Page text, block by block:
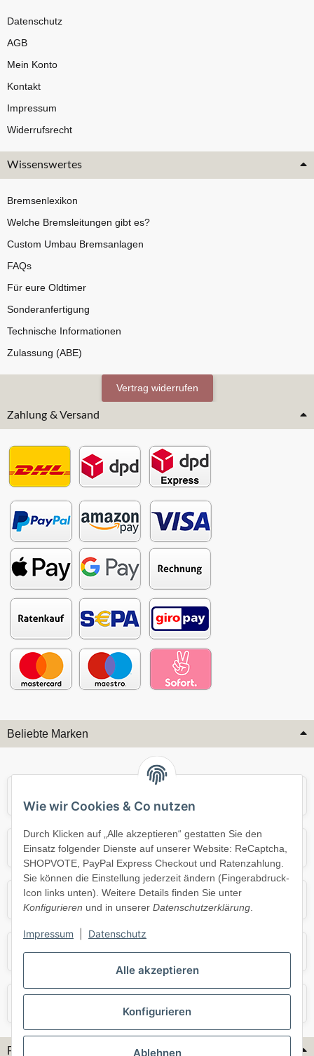
Alle akzeptieren
Konfigurieren
Ablehnen
Wie wir Cookies & Co nutzen
Durch Klicken auf „Alle akzeptieren“ gestatten Sie den
Einsatz folgender Dienste auf unserer Website: ReCaptcha,
SHOPVOTE, PayPal Express Checkout und Ratenzahlung.
Sie können die Einstellung jederzeit ändern (Fingerabdruck-
Icon links unten). Weitere Details finden Sie unter
Konfigurieren und in unserer Datenschutzerklärung.
Impressum Datenschutz
Datenschutz
AGB
Mein Konto
Kontakt
Impressum
Widerrufsrecht
Wissenswertes
Bremsenlexikon
Welche Bremsleitungen gibt es?
Custom Umbau Bremsanlagen
FAQs
Für eure Oldtimer
Sonderanfertigung
Technische Informationen
Zulassung (ABE)
Vertrag widerrufen
Zahlung & Versand
Beliebte Marken
Mercedes Mini
Opel Porsche
Skoda Smart
Flex-Hydraulik...